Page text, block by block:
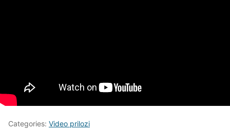
Categories: Video prilozi